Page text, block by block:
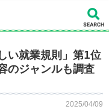
い就業規則」第1位
のジャンルも調査
2025/04/09